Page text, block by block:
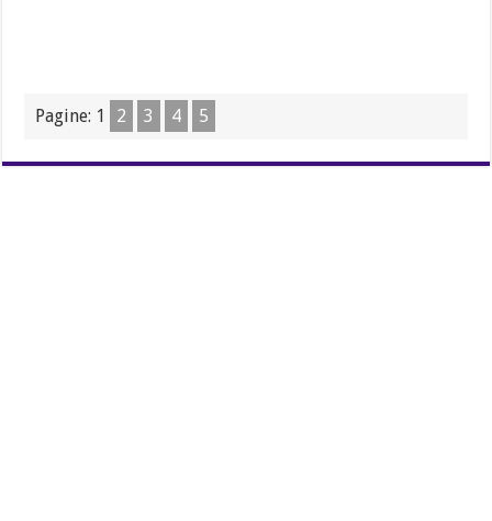
Pagine: 1 2 3 4 5